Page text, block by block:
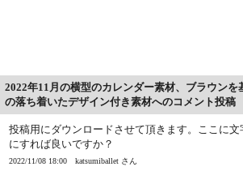
2022年11月の横型のカレンダー素材、ブラウン
の落ち着いたデザイン付き素材へのコメント投稿
投稿用にダウンロードさせて頂きます。ここに
にすれば良いですか？
2022/11/08 18:00 katsumiballet さん